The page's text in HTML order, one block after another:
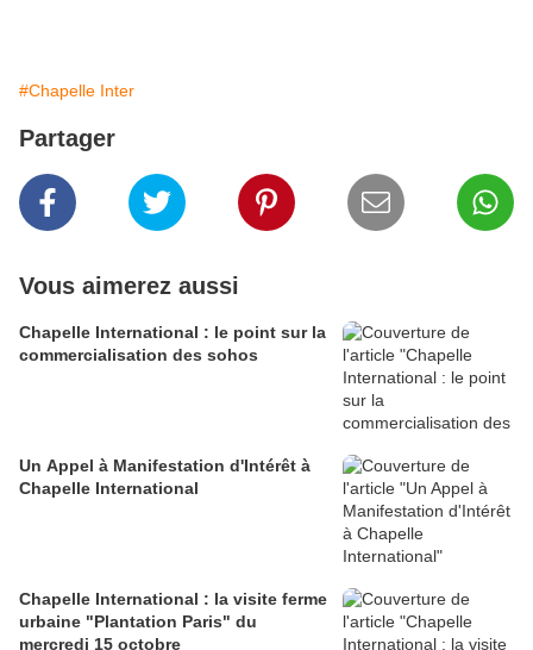
#Chapelle Inter
Partager
Vous aimerez aussi
Chapelle International : le point sur la
commercialisation des sohos
Un Appel à Manifestation d'Intérêt à
Chapelle International
Chapelle International : la visite ferme
urbaine "Plantation Paris" du
mercredi 15 octobre